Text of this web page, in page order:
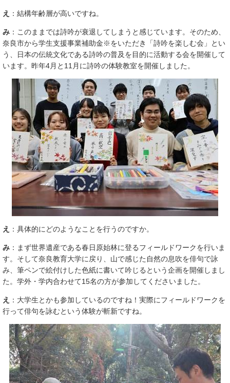
え ：結構年齢層が高いですね。
み ：このままでは詩吟が衰退してしまうと感じています。そのため、
奈良市から学生支援事業補助金※をいただき「詩吟を楽しむ会」とい
う、日本の伝統文化である詩吟の普及を目的に活動する会を開催して
います。昨年4月と11月に詩吟の体験教室を開催しました。
え ：具体的にどのようなことを行うのですか。
み ：まず世界遺産である春日原始林に登るフィールドワークを行いま
す。そして奈良教育大学に戻り、山で感じた自然の息吹を俳句で詠
み、筆ペンで絵付けした色紙に書いて吟じるという企画を開催しまし
た。学外・学内合わせて15名の方が参加してくださいました。
え
：大学生とかも参加しているのですね！実際にフィールドワークを
行って俳句を詠むという体験が斬新ですね。